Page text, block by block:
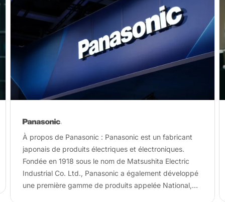
À propos de Panasonic : Panasonic est un fabricant
japonais de produits électriques et électroniques.
Fondée en 1918 sous le nom de Matsushita Electric
Industrial Co. Ltd., Panasonic a également développé
une première gamme de produits appelée National,